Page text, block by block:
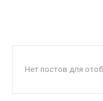
Нет постов для